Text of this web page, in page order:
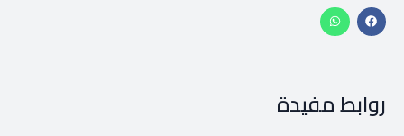
روابط مفيدة